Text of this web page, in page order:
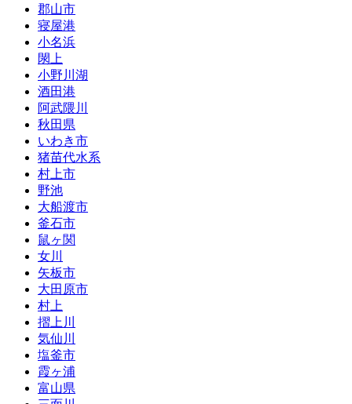
郡山市
寝屋港
小名浜
閖上
小野川湖
酒田港
阿武隈川
秋田県
いわき市
猪苗代水系
村上市
野池
大船渡市
釜石市
鼠ヶ関
女川
矢板市
大田原市
村上
摺上川
気仙川
塩釜市
霞ヶ浦
富山県